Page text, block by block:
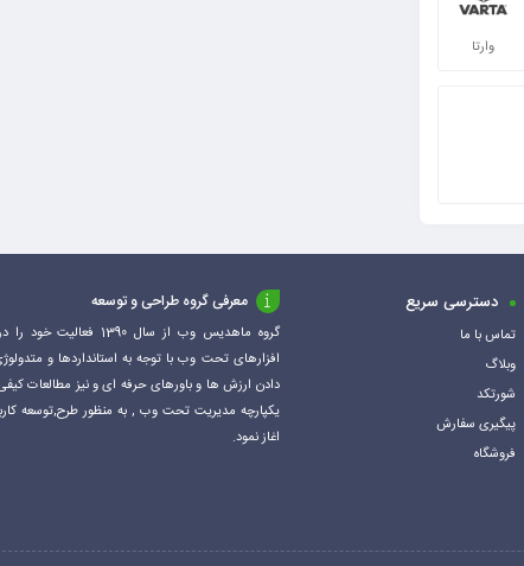
وارتا
دسترسی سریع
تماس با ما
وبلاگ
شورتکد
پیگیری سفارش
فروشگاه
معرفی گروه طراحی و توسعه
گروه ماهدیس وب از سال
افزارهای تحت وب با توجه به استانداردها و
دادن ارزش ها و باورهای حرفه ای و نیز مطالعات
یکپارچه مدیریت تحت وب , به منظور طرح,توسعه
اغاز نمود.